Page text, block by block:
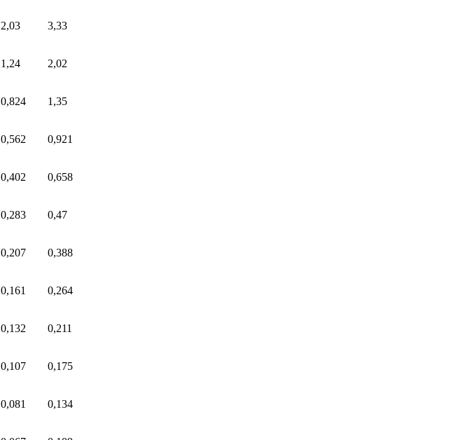
2,03 3,33
1,24 2,02
0,824 1,35
0,562 0,921
0,402 0,658
0,283 0,47
0,207 0,388
0,161 0,264
0,132 0,211
0,107 0,175
0,081 0,134